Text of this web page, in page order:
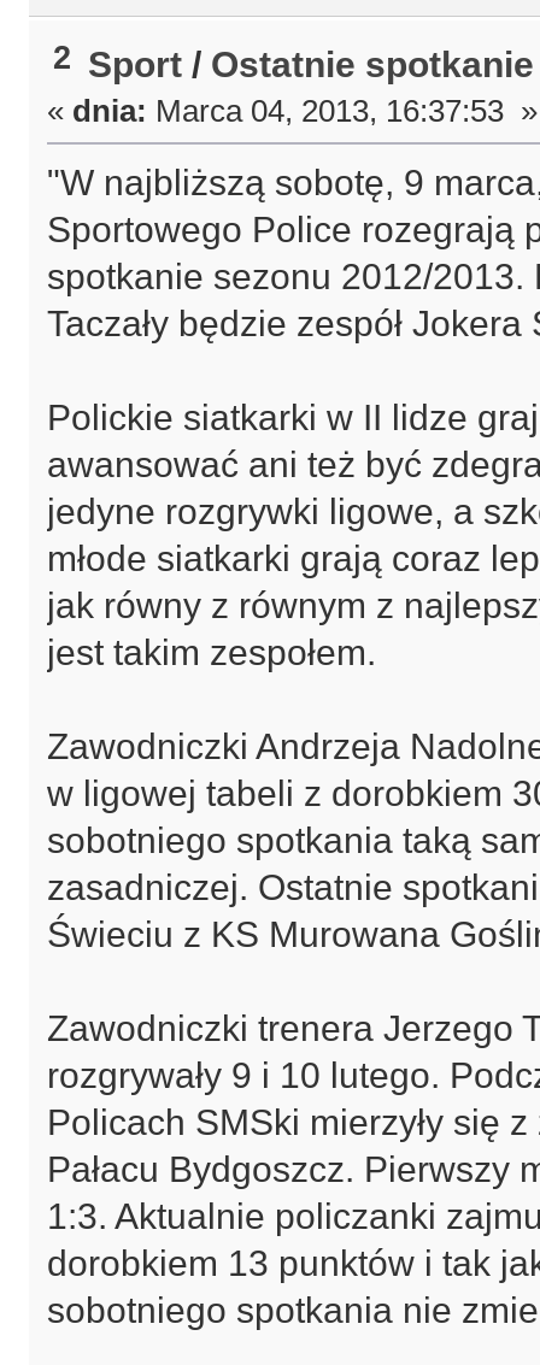
2 Sport / Ostatnie
« dnia: Marca 04, 2013, 16:37:53 »
"W najbliższą sobotę, 9
Sportowego Police rozegrają
spotkanie sezonu 2012/
Taczały będzie zespół Jokera
Polickie siatkarki w II lidze
awansować ani też być
jedyne rozgrywki ligowe, a
młode siatkarki grają coraz
jak równy z równym z
jest takim zespołem.
Zawodniczki Andrzeja
w ligowej tabeli z dorobkiem
sobotniego spotkania taką
zasadniczej. Ostatnie
Świeciu z KS Murowana
Zawodniczki trenera Jerzego
rozgrywały 9 i 10 lutego.
Policach SMSki mierzyły się
Pałacu Bydgoszcz. Pierwszy
1:3. Aktualnie policzanki
dorobkiem 13 punktów i tak
sobotniego spotkania nie